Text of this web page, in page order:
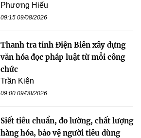
Phương Hiếu
09:15 09/08/2026
Thanh tra tỉnh Điện Biên xây dựng
văn hóa đọc pháp luật từ mỗi công
chức
Trần Kiên
09:00 09/08/2026
Siết tiêu chuẩn, đo lường, chất lượng
hàng hóa, bảo vệ người tiêu dùng